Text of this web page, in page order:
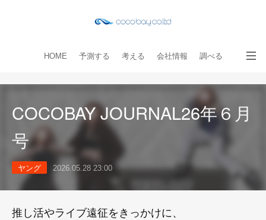
HOME 予測する 考える 会社情報 調べる
お問い合わせ
COCOBAY JOURNAL26年６月
号
ヤング 2026.05.28 23:00
推し活やライブ遠征をきっかけに、